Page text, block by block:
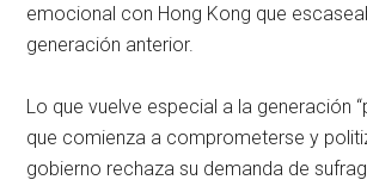
emocional con Hong Kong que
generación anterior.
Lo que vuelve especial a la generación
que comienza a comprometerse y
gobierno rechaza su demanda de